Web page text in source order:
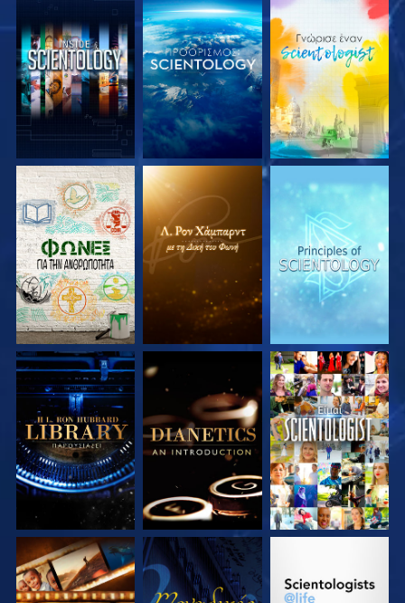
ΕΞΕΡΕΥΝΗΣΤΕ ΤΗ
ΣΕΙΡΑ
ΕΞΕΡΕΥΝΗΣΤΕ ΤΗ
ΣΕΙΡΑ
ΕΞΕΡΕΥΝΗΣΤΕ ΤΗ
ΣΕΙΡΑ
ΕΞΕΡΕΥΝΗΣΤΕ ΤΗ
ΣΕΙΡΑ
ΕΞΕΡΕΥΝΗΣΤΕ ΤΗ
ΣΕΙΡΑ
ΠΑΡΑΚΟΛΟΥΘΗΣΤΕ
ΕΞΕΡΕΥΝΗΣΤΕ ΤΗ ΠΑΡΑΚΟΛΟΥΘΗΣΤΕ ΕΞΕΡΕΥΝΗΣΤΕ ΤΗ